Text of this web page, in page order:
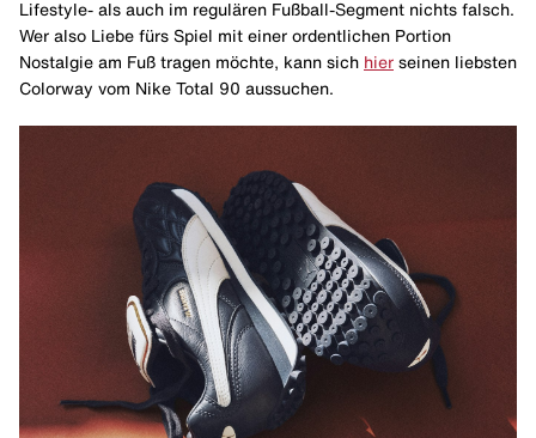
Lifestyle- als auch im regulären Fußball-Segment nichts falsch.
Wer also Liebe fürs Spiel mit einer ordentlichen Portion
Nostalgie am Fuß tragen möchte, kann sich hier seinen liebsten
Colorway vom Nike Total 90 aussuchen.